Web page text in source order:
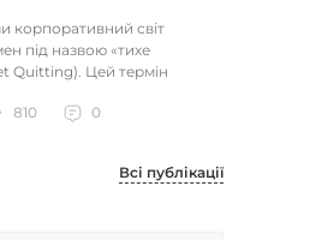
корпоративний світ
під назвою «тихе
Quitting). Цей термін
810 0
Всі публікації